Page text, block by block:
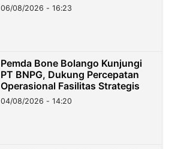
06/08/2026 - 16:23
Pemda Bone Bolango Kunjungi
PT BNPG, Dukung Percepatan
Operasional Fasilitas Strategis
04/08/2026 - 14:20